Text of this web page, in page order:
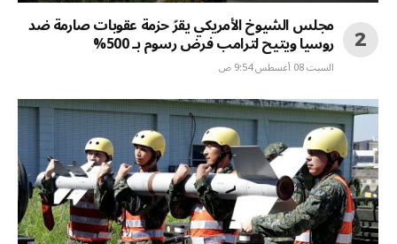
مجلس الشيوخ الأمريكي يقرّ حزمة عقوبات صارمة ضد
روسيا ويتيح لترامب فرض رسوم بـ 500%
السبت 08 أغسطس 9:54 ص